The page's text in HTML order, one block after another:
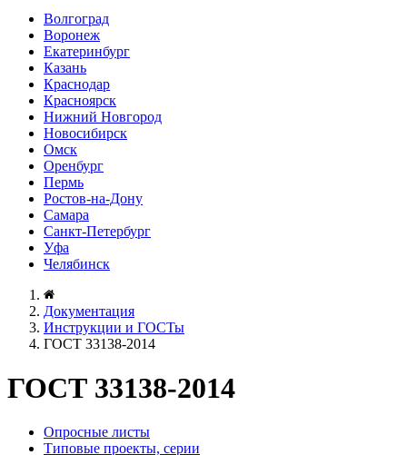
Волгоград
Воронеж
Екатеринбург
Казань
Краснодар
Красноярск
Нижний Новгород
Новосибирск
Омск
Оренбург
Пермь
Ростов-на-Дону
Самара
Санкт-Петербург
Уфа
Челябинск
Документация
Инструкции и ГОСТы
ГОСТ 33138-2014
ГОСТ 33138-2014
Опросные листы
Типовые проекты, серии